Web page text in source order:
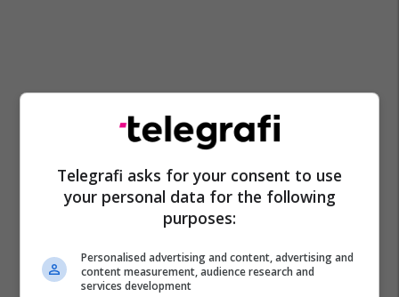
Telegrafi asks for your consent to use
your personal data for the following
purposes:
Personalised advertising and content, advertising and
content measurement, audience research and
services development